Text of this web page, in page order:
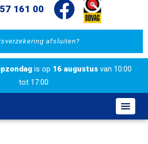
afsluiten?
161 00
is op 16 augustus van 10:00
tot 17:00